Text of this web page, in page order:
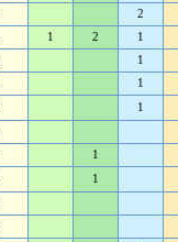
2
1 2 1
1
1
1
1
1